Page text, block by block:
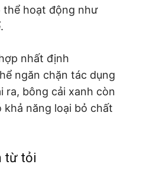
thể hoạt động như
nhất định
ngăn chặn tác dụng
ra, bông cải xanh còn
khả năng loại bỏ chất
từ tỏi